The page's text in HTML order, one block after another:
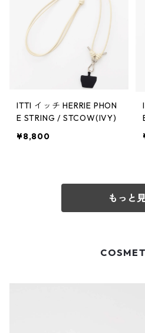
ITTI イッチ HERRIE PHON
E STRING / STCOW(IVY)
¥8,800
もっと